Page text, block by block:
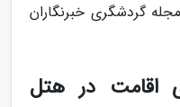
مجله گردشگری خبرنگاران
اقامت در هتل